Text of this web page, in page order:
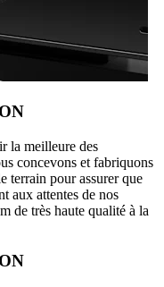
la meilleure des
concevons et fabriquons
terrain pour assurer que
aux attentes de nos
de très haute qualité à la